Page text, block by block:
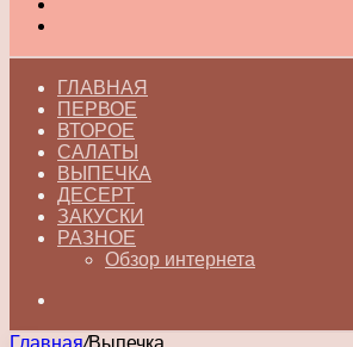
ГЛАВНАЯ
ПЕРВОЕ
ВТОРОЕ
САЛАТЫ
ВЫПЕЧКА
ДЕСЕРТ
ЗАКУСКИ
РАЗНОЕ
Обзор интернета
Главная/Выпечка